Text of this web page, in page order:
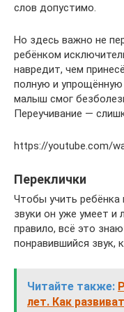
слов допустимо.
Но здесь важно не
ребёнком
навредит, чем
полную и
малыш смог
Переучивание —
https://youtube.com/
Переклички
Чтобы учить ребёнка
звуки он уже умеет и
правило, всё это
понравившийся звук,
Читайте также:
лет. Как